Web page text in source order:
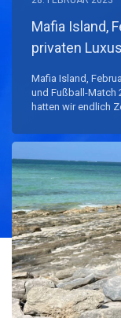
Mafia Island,
privaten
Mafia Island,
und Fußball-Match
hatten wir endlich